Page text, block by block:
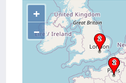
+
–